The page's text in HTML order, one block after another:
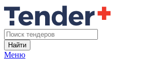
Найти
Меню